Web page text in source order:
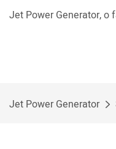
Jet Power Generator,
Jet Power Generator